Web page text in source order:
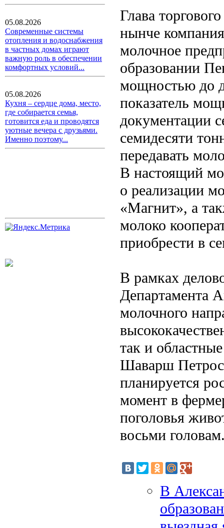
05.08.2026
Современные системы
отопления и водоснабжения
в частных домах играют
важную роль в обеспечении
комфортных условий...
05.08.2026
Кухня – сердце дома, место,
где собирается семья,
готовится еда и проводятся
уютные вечера с друзьями.
Именно поэтому...
Глава
нынче
молочное
образовании
мощностью до
показатель
документации
семидесяти
передавать
В настоящий
о реализации
«Магнит», а
молоко
приобрести в
В рамках
Департамента
молочного
так и
Шаварш
планируется
момент в
поголовья
восьми
В